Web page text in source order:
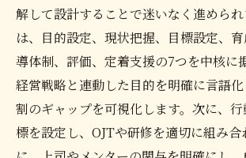
解して設計することで迷いなく進めら
は、目的設定、現状把握、目標設定、
導体制、評価、定着支援の7つを中核に
経営戦略と連動した目的を明確に言語
割のギャップを可視化します。次に、
標を設定し、OJTや研修を適切に組み合